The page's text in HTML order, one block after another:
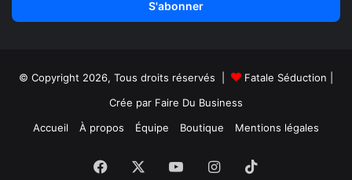
© Copyright 2026, Tous droits réservés | Fatale Séduction
Crée par Faire Du Business
Accueil
À propos Équipe Boutique Mentions légales
Facebook YouTubeInstagram